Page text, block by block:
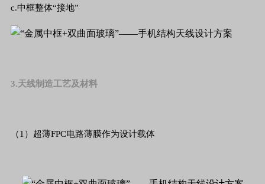
c.中框整体“接地”
3.天线制造工艺及材料
（1）超薄FPC电路薄膜作为设计载体